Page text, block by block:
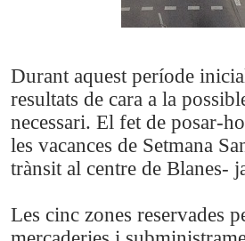
Durant aquest període
resultats de cara a la
necessari. El fet de posar-
les vacances de Setmana
trànsit al centre de Blanes-
Les cinc zones reservades